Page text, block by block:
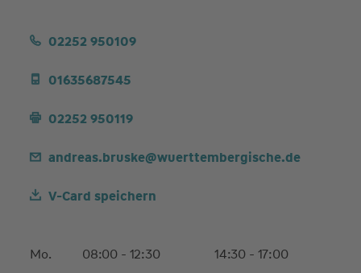
02252 950109
01635687545
02252 950119
andreas.bruske@wuerttembergische.de
V-Card speichern
Mo. 08:00 - 12:30
14:30 - 17:00